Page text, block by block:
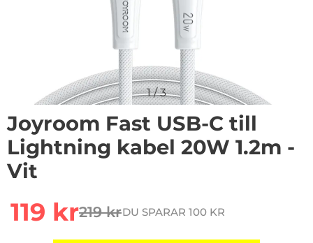
1/3
Joyroom Fast USB-C till
Lightning kabel 20W 1.2m -
Vit
rea pris
119 krtidigare pris
219 krDU SPARAR 100 KR